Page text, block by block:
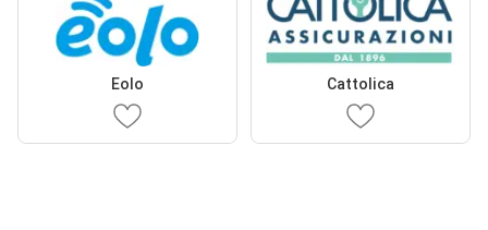
Eolo Cattolica